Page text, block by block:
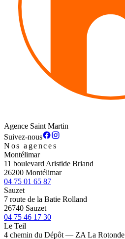
Agence Saint Martin
Suivez-nous
Nos agences
Montélimar
11 boulevard Aristide Briand
26200 Montélimar
04 75 01 65 87
Sauzet
7 route de la Batie Rolland
26740 Sauzet
04 75 46 17 30
Le Teil
4 chemin du Dépôt — ZA La Rotonde